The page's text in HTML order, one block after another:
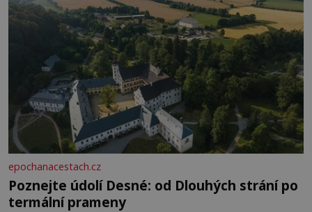
epochanacestach.cz
Poznejte údolí Desné: od Dlouhých strání po
termální prameny